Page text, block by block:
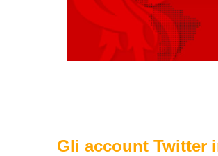
Gli account Twitter